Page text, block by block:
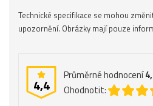
Technické specifikace se mohou
upozornění. Obrázky mají pouze
4,4
Průměrné hodnocení
Ohodnotit: